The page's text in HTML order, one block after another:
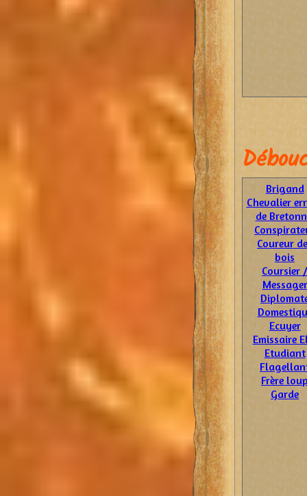
Brigand
Chevalier
de
Coureur
bois
Coursier /
Messager
Ecuyer
Emissaire
Etudiant
Frère
Garde